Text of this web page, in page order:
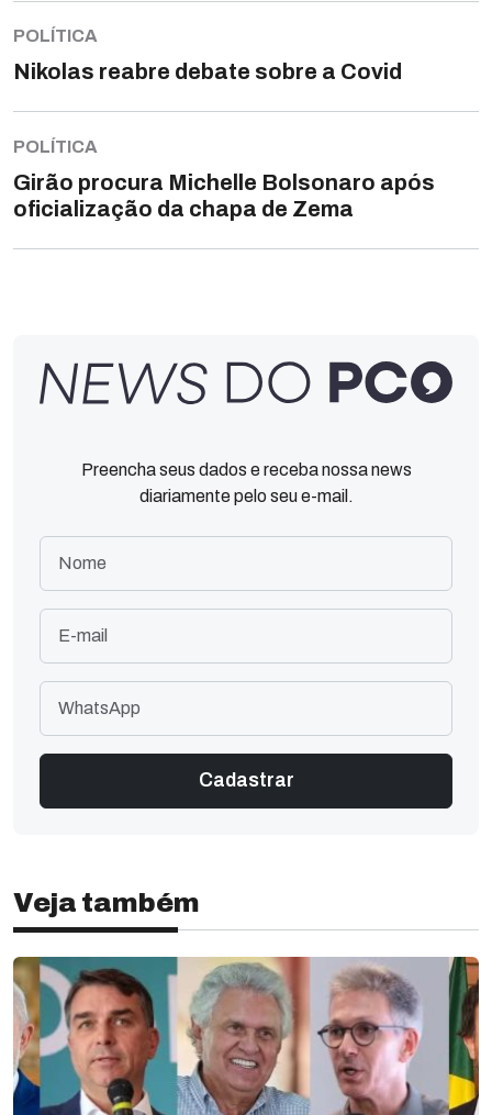
POLÍTICA
Nikolas reabre debate sobre a Covid
POLÍTICA
Girão procura Michelle Bolsonaro após
oficialização da chapa de Zema
Preencha seus dados e receba nossa news
diariamente pelo seu e-mail.
Veja também